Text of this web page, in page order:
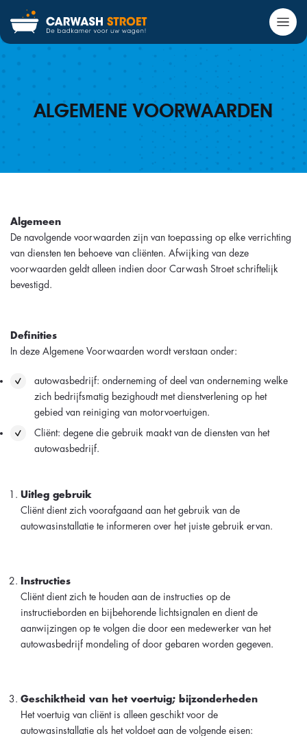
ALGEMENE VOORWAARDEN
Algemeen
De navolgende voorwaarden zijn van toepassing op elke verrichting
van diensten ten behoeve van cliënten. Afwijking van deze
voorwaarden geldt alleen indien door Carwash Stroet schriftelijk
bevestigd.
Definities
In deze Algemene Voorwaarden wordt verstaan onder:
autowasbedrijf: onderneming of deel van onderneming welke
zich bedrijfsmatig bezighoudt met dienstverlening op het
gebied van reiniging van motorvoertuigen.
Cliënt: degene die gebruik maakt van de diensten van het
autowasbedrijf.
Uitleg gebruik
Cliënt dient zich voorafgaand aan het gebruik van de
autowasinstallatie te informeren over het juiste gebruik ervan.
Instructies
Cliënt dient zich te houden aan de instructies op de
instructieborden en bijbehorende lichtsignalen en dient de
aanwijzingen op te volgen die door een medewerker van het
autowasbedrijf mondeling of door gebaren worden gegeven.
Geschiktheid van het voertuig; bijzonderheden
Het voertuig van cliënt is alleen geschikt voor de
autowasinstallatie als het voldoet aan de volgende eisen: